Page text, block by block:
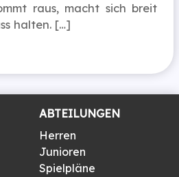
raus, macht sich breit
halten. […]
ABTEILUNGEN
Herren
Junioren
Spielpläne